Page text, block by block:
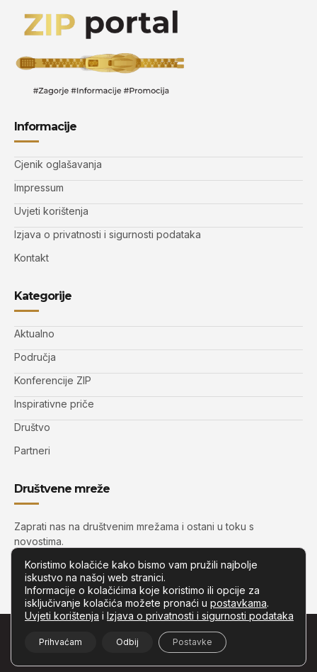
Informacije
Cjenik oglašavanja
Impressum
Uvjeti korištenja
Izjava o privatnosti i sigurnosti podataka
Kontakt
Kategorije
Aktualno
Područja
Konferencije ZIP
Inspirativne priče
Društvo
Partneri
Društvene mreže
Zaprati nas na društvenim mrežama i ostani u toku s
novostima.
Zip.com.hr– Sva prava pridržana.
Koristimo kolačiće kako bismo vam pružili najbolje
iskustvo na našoj web stranici.
Informacije o kolačićima koje koristimo ili opcije za
isključivanje kolačića možete pronaći u postavkama.
Uvjeti korištenja i Izjava o privatnosti i sigurnosti podataka
Prihvaćam Odbij Postavke